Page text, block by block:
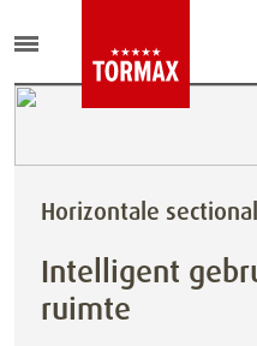
Horizontale
Intelligent
ruimte